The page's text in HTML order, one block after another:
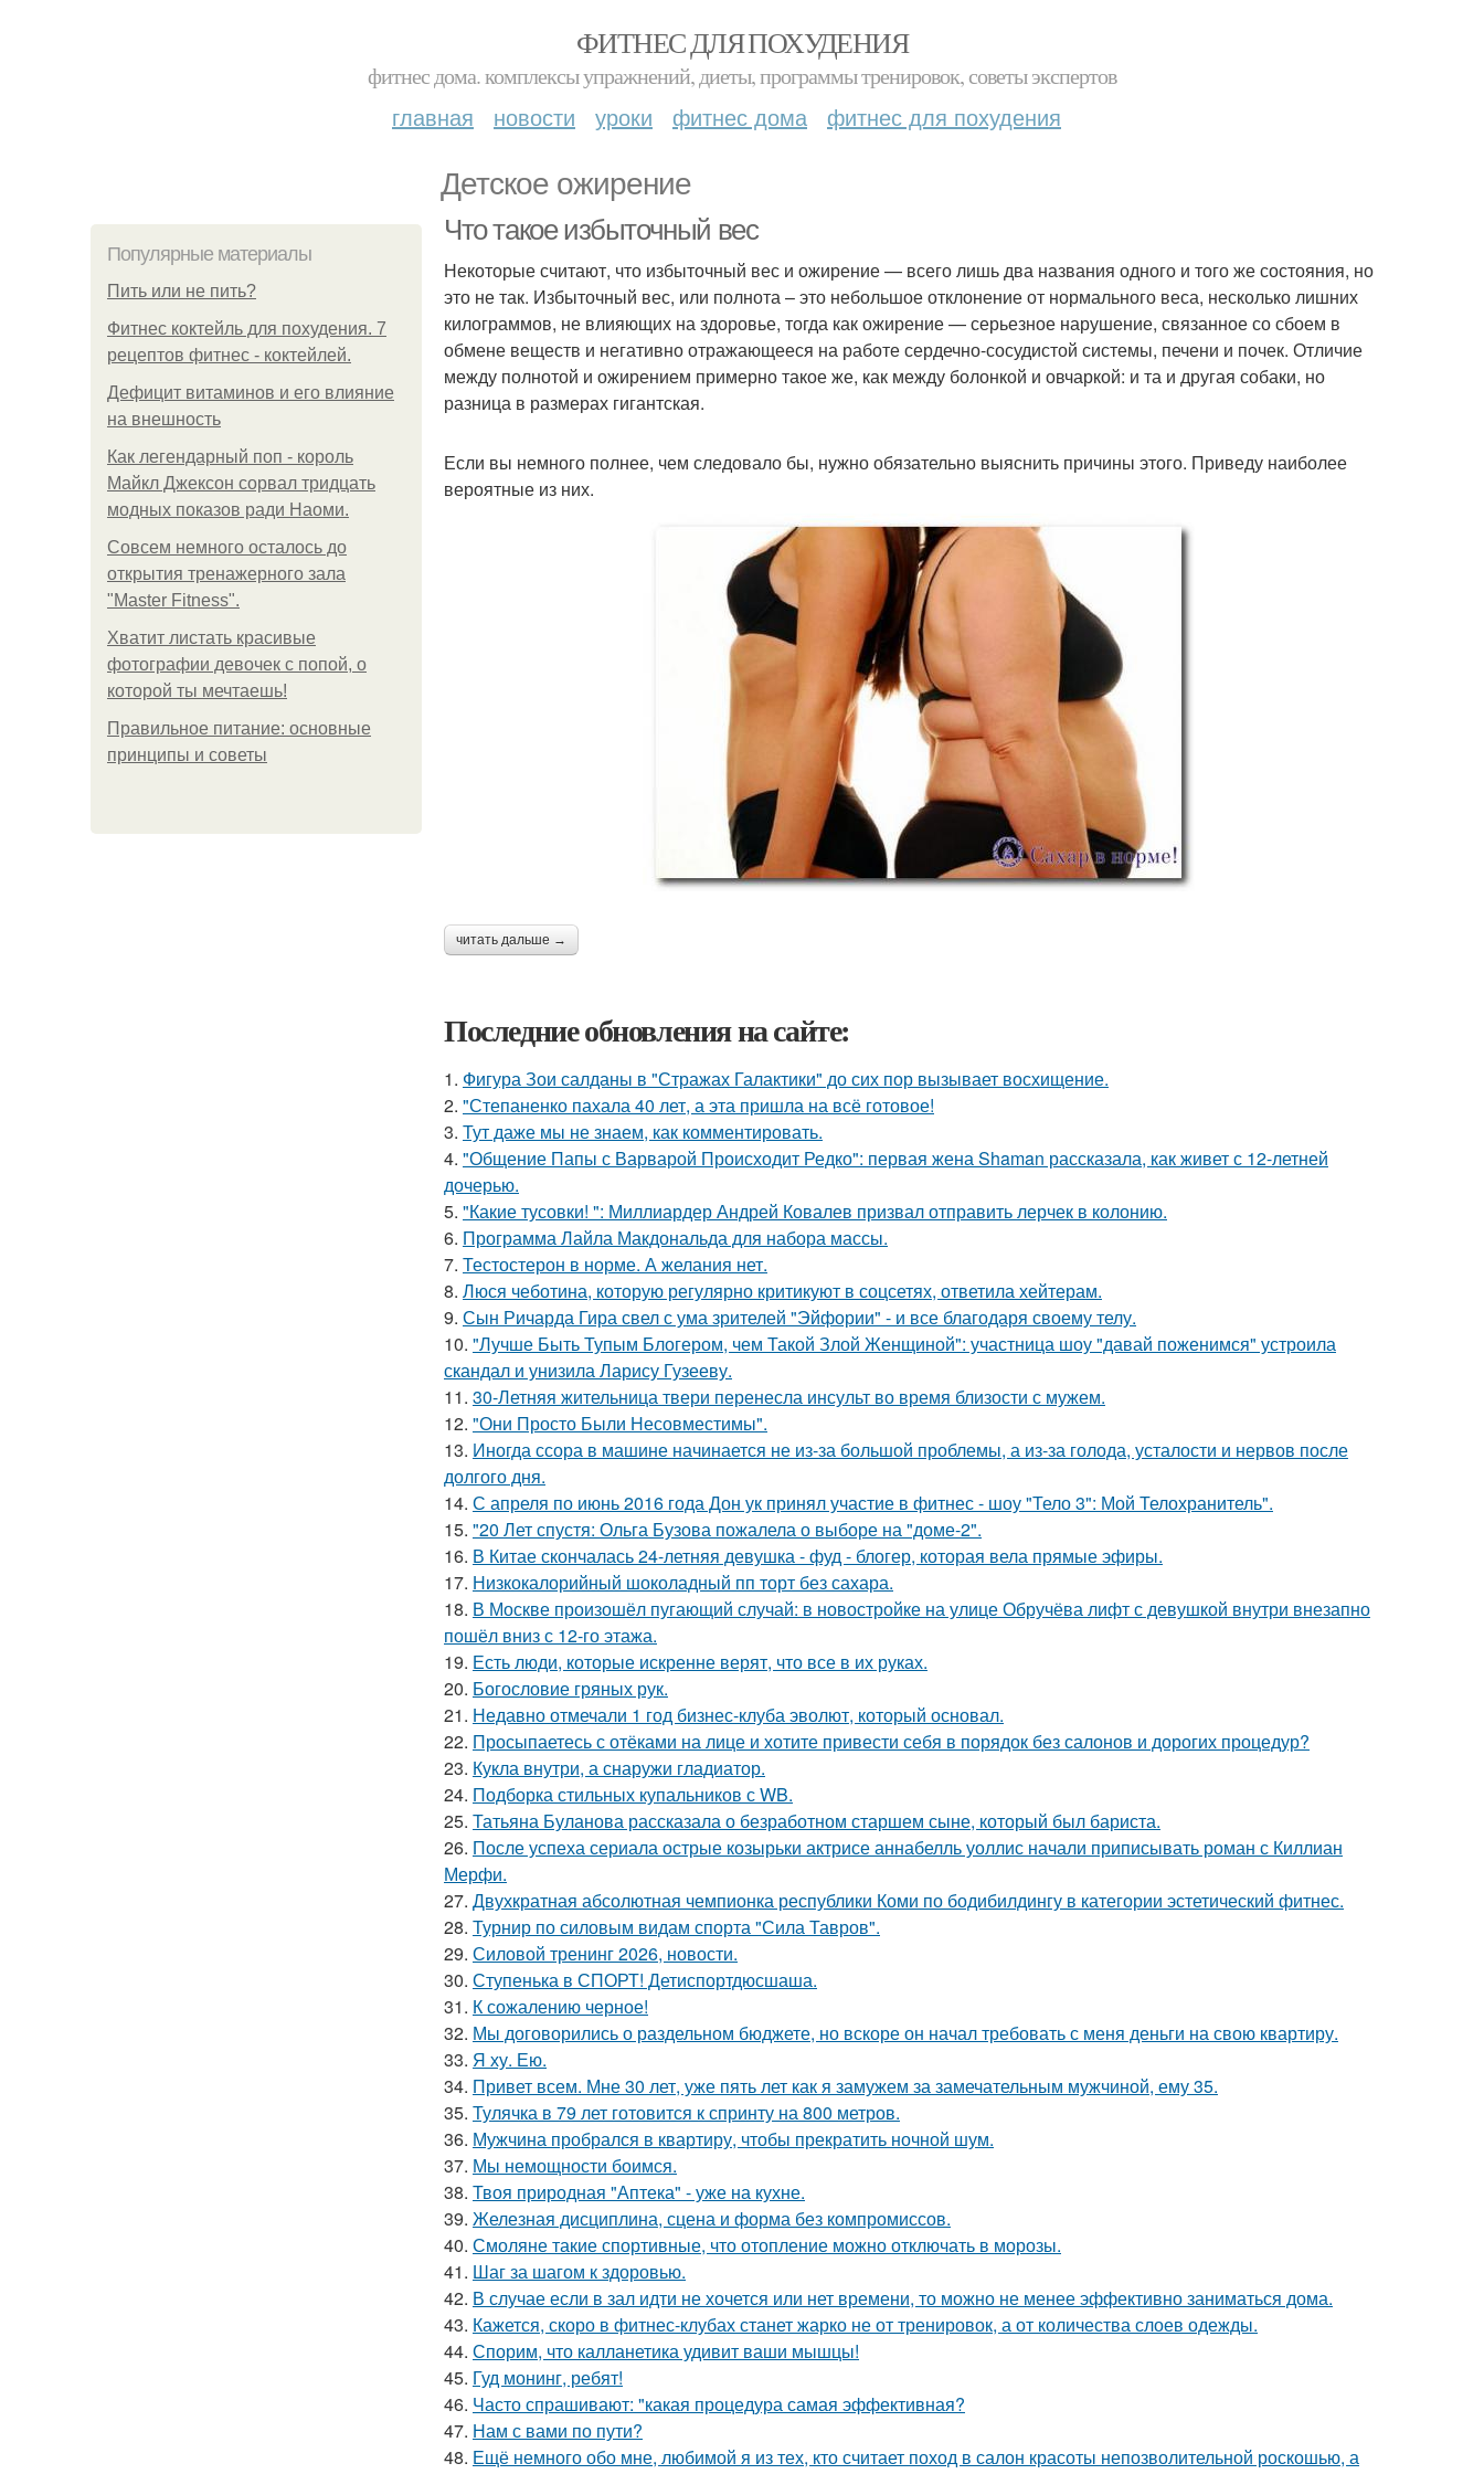
ФИТНЕС ДЛЯ ПОХУДЕНИЯ
фитнес дома. комплексы упражнений, диеты, программы тренировок, советы экспертов
главная новости уроки фитнес дома фитнес для похудения
Детское ожирение
Популярные материалы
Пить или не пить?
Фитнес коктейль для похудения. 7
рецептов фитнес - коктейлей.
Дефицит витаминов и его влияние
на внешность
Как легендарный поп - король
Майкл Джексон сорвал тридцать
модных показов ради Наоми.
Совсем немного осталось до
открытия тренажерного зала
"Master Fitness".
Хватит листать красивые
фотографии девочек с попой, о
которой ты мечтаешь!
Правильное питание: основные
принципы и советы
Что такое избыточный вес
Некоторые считают, что избыточный вес и ожирение — всего лишь два названия одного и того же состояния, но
это не так. Избыточный вес, или полнота – это небольшое отклонение от нормального веса, несколько лишних
килограммов, не влияющих на здоровье, тогда как ожирение — серьезное нарушение, связанное со сбоем в
обмене веществ и негативно отражающееся на работе сердечно-сосудистой системы, печени и почек. Отличие
между полнотой и ожирением примерно такое же, как между болонкой и овчаркой: и та и другая собаки, но
разница в размерах гигантская.
Если вы немного полнее, чем следовало бы, нужно обязательно выяснить причины этого. Приведу наиболее
вероятные из них.
читать дальше →
Последние обновления на сайте:
1. Фигура Зои салданы в "Стражах Галактики" до сих пор вызывает восхищение.
2. "Степаненко пахала 40 лет, а эта пришла на всё готовое!
3. Тут даже мы не знаем, как комментировать.
4. "Общение Папы с Варварой Происходит Редко": первая жена Shaman рассказала, как живет с 12-летней
дочерью.
5. "Какие тусовки! ": Миллиардер Андрей Ковалев призвал отправить лерчек в колонию.
6. Программа Лайла Макдональда для набора массы.
7. Тестостерон в норме. А желания нет.
8. Люся чеботина, которую регулярно критикуют в соцсетях, ответила хейтерам.
9. Сын Ричарда Гира свел с ума зрителей "Эйфории" - и все благодаря своему телу.
10. "Лучше Быть Тупым Блогером, чем Такой Злой Женщиной": участница шоу "давай поженимся" устроила
скандал и унизила Ларису Гузееву.
11. 30-Летняя жительница твери перенесла инсульт во время близости с мужем.
12. "Они Просто Были Несовместимы".
13. Иногда ссора в машине начинается не из-за большой проблемы, а из-за голода, усталости и нервов после
долгого дня.
14. С апреля по июнь 2016 года Дон ук принял участие в фитнес - шоу "Тело 3": Мой Телохранитель".
15. "20 Лет спустя: Ольга Бузова пожалела о выборе на "доме-2".
16. В Китае скончалась 24-летняя девушка - фуд - блогер, которая вела прямые эфиры.
17. Низкокалорийный шоколадный пп торт без сахара.
18. В Москве произошёл пугающий случай: в новостройке на улице Обручёва лифт с девушкой внутри внезапно
пошёл вниз с 12-го этажа.
19. Есть люди, которые искренне верят, что все в их руках.
20. Богословие гряных рук.
21. Недавно отмечали 1 год бизнес-клуба эволют, который основал.
22. Просыпаетесь с отёками на лице и хотите привести себя в порядок без салонов и дорогих процедур?
23. Кукла внутри, а снаружи гладиатор.
24. Подборка стильных купальников с WB.
25. Татьяна Буланова рассказала о безработном старшем сыне, который был бариста.
26. После успеха сериала острые козырьки актрисе аннабелль уоллис начали приписывать роман с Киллиан
Мерфи.
27. Двухкратная абсолютная чемпионка республики Коми по бодибилдингу в категории эстетический фитнес.
28. Турнир по силовым видам спорта "Сила Тавров".
29. Силовой тренинг 2026, новости.
30. Ступенька в СПОРТ! Детиспортдюсшаша.
31. К сожалению черное!
32. Мы договорились о раздельном бюджете, но вскоре он начал требовать с меня деньги на свою квартиру.
33. Я ху. Ею.
34. Привет всем. Мне 30 лет, уже пять лет как я замужем за замечательным мужчиной, ему 35.
35. Тулячка в 79 лет готовится к спринту на 800 метров.
36. Мужчина пробрался в квартиру, чтобы прекратить ночной шум.
37. Мы немощности боимся.
38. Твоя природная "Аптека" - уже на кухне.
39. Железная дисциплина, сцена и форма без компромиссов.
40. Смоляне такие спортивные, что отопление можно отключать в морозы.
41. Шаг за шагом к здоровью.
42. В случае если в зал идти не хочется или нет времени, то можно не менее эффективно заниматься дома.
43. Кажется, скоро в фитнес-клубах станет жарко не от тренировок, а от количества слоев одежды.
44. Спорим, что калланетика удивит ваши мышцы!
45. Гуд монинг, ребят!
46. Часто спрашивают: "какая процедура самая эффективная?
47. Нам с вами по пути?
48. Ещё немного обо мне, любимой я из тех, кто считает поход в салон красоты непозволительной роскошью, а